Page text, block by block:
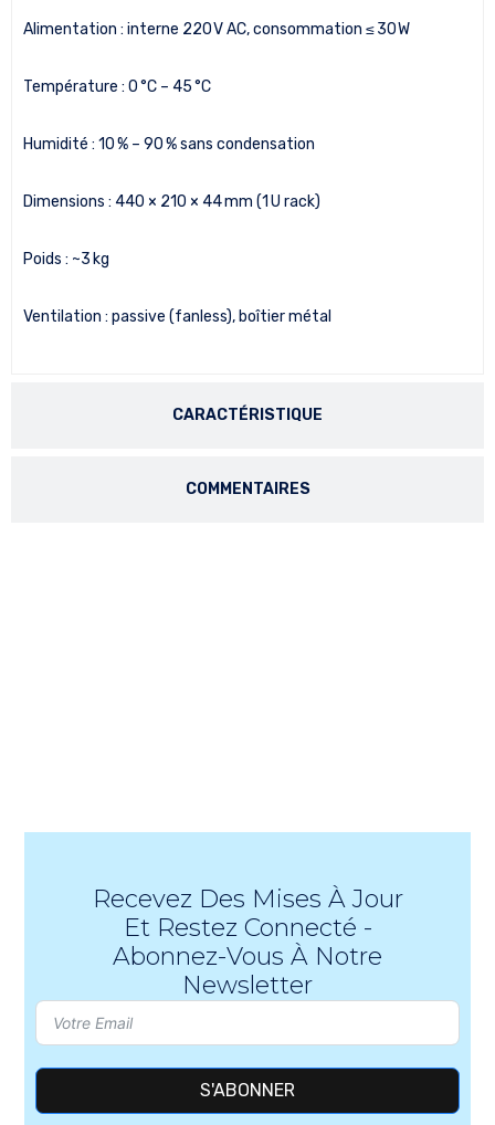
CARACTÉRISTIQUE
COMMENTAIRES
Alimentation : interne 220 V AC, consommation ≤ 30 W
Température : 0 °C – 45 °C
Humidité : 10 % – 90 % sans condensation
Dimensions : 440 × 210 × 44 mm (1 U rack)
Poids : ~3 kg
Ventilation : passive (fanless), boîtier métal
Recevez Des Mises À Jour
Et Restez Connecté -
Abonnez-Vous À Notre
Newsletter
S'ABONNER